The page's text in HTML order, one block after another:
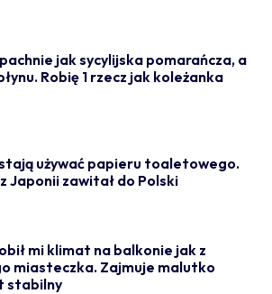
jak sycylijska pomarańcza, a
Robię 1 rzecz jak koleżanka
używać papieru toaletowego.
Japonii zawitał do Polski
mi klimat na balkonie jak z
miasteczka. Zajmuje malutko
stabilny